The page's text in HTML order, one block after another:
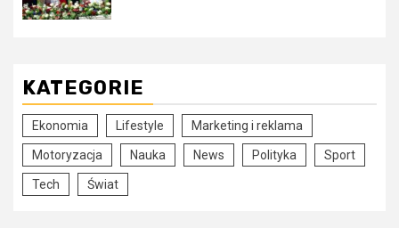
KATEGORIE
Ekonomia Lifestyle Marketing i reklama
Motoryzacja Nauka News Polityka Sport
Tech Świat